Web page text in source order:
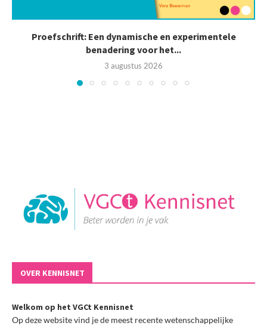
Proefschrift: Een dynamische en experimentele
benadering voor het...
3 augustus 2026
OVER KENNISNET
Welkom op het VGCt Kennisnet
Op deze website vind je de meest recente wetenschappelijke